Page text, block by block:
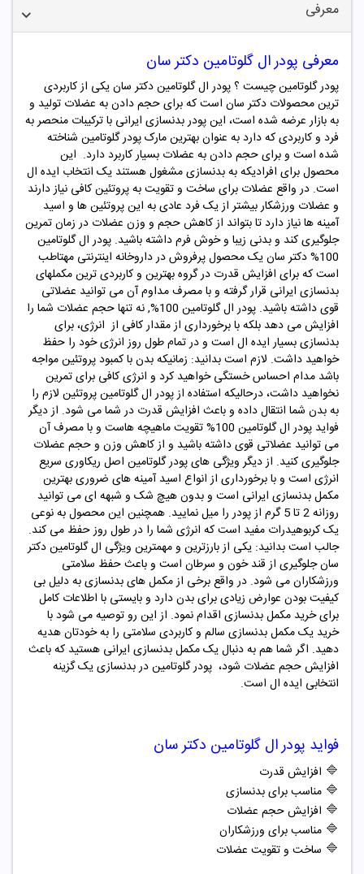
معرفی
معرفی پودر ال گلوتامین دکتر سان
پودر گلوتامین چیست ؟ پودر ال گلوتامین دکتر سان یکی از کاربردی
ترین محصولات دکتر سان است که برای حجم دادن به عضلات تولید و
به بازار عرضه شده است، این پودر بدنسازی ایرانی با ترکیبات منحصر به
فرد و کاربردی که دارد به عنوان بهترین مارک پودر گلوتامین شناخته
شده است و برای حجم دادن به عضلات بسیار کاربرد دارد. این
محصول برای افرادیکه به بدنسازی مشغول هستند یک انتخاب ایده ال
است. در واقع عضلات برای ساخت و تقویت به پروتئین کافی نیاز دارند
و عضلات ورزشکار بیشتر از یک فرد عادی به این پروتئین ها و اسید
آمینه ها نیاز دارد تا بتواند از کاهش حجم و وزن عضلات در زمان تمرین
جلوگیری کند و بدنی زیبا و خوش فرم داشته باشید. پودر ال گلوتامین
100% دکتر سان یک محصول پرفروش در داروخانه اینترنتی مهتاطب
است که برای افزایش قدرت در گروه بهترین و کاربردی ترین مکملهای
بدنسازی ایرانی قرار گرفته و با مصرف مداوم آن می توانید عضلاتی
قوی داشته باشید. پودر ال گلوتامین 100%, نه تنها حجم عضلات شما را
افزایش می دهد بلکه با برخورداری از مقدار کافی از انرژی، برای
بدنسازی بسیار ایده ال است و در تمام طول روز انرژی خود را حفظ
خواهید داشت. لازم است بدانید: زمانیکه بدن با کمبود پروتئین مواجه
باشد مدام احساس خستگی خواهید کرد و انرژی کافی برای تمرین
نخواهید داشت، درحالیکه استفاده از پودر ال گلوتامین پروتئین لازم را
به بدن شما انتقال داده و باعث افزایش قدرت در شما می شود. از دیگر
فواید پودر ال گلوتامین 100% تقویت ماهیچه هاست و با مصرف آن
می توانید عضلاتی قوی داشته باشید و از کاهش وزن و حجم عضلات
جلوگیری کنید. از دیگر ویژگی های پودر گلوتامین اصل ریکاوری سریع
انرژی است و با برخورداری از انواع اسید آمینه های ضروری بهترین
مکمل بدنسازی ایرانی است و بدون هیچ شک و شبهه ای می توانید
روزانه 2 تا 5 گرم از پودر را میل نمایید. همچنین این محصول به نوعی
یک کربوهیدرات مفید است که انرژی شما را در طول روز حفظ می کند.
جالب است بدانید: یکی از بارزترین و مهمترین ویژگی ال گلوتامین دکتر
سان جلوگیری از قند خون و سرطان است و باعث حفظ سلامتی
ورزشکاران می شود. در واقع برخی از مکمل های بدنسازی به دلیل بی
کیفیت بودن عوارض زیادی برای بدن دارد و بایستی با اطلاعات کامل
برای خرید مکمل بدنسازی اقدام نمود. از این رو توصیه می شود با
خرید یک مکمل بدنسازی سالم و کاربردی سلامتی را به خودتان هدیه
دهید. اگر شما هم به دنبال یک مکمل بدنسازی ایرانی هستید که باعث
افزایش حجم عضلات شود، پودر گلوتامین در بدنسازی یک گزینه
انتخابی ایده ال است.
فواید پودرال گلوتامین دکتر سان
🔷 افزایش قدرت
🔷 مناسب برای بدنسازی
🔷 افزایش حجم عضلات
🔷 مناسب برای ورزشکاران
🔷 ساخت و تقویت عضلات